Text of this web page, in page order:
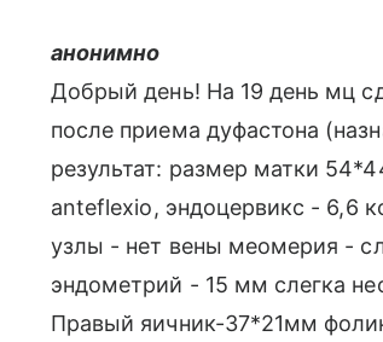
анонимно
Добрый день! На 19 день мц
после приема дуфастона
результат: размер матки
anteflexio, эндоцервикс - 6,6
узлы - нет вены меомерия -
эндометрий - 15 мм слегка
Правый яичник-37*21мм